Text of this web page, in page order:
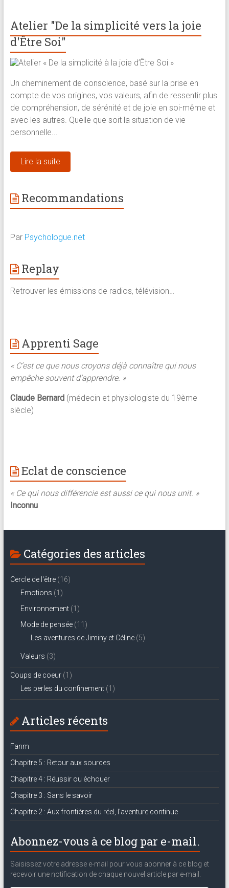
Atelier "De la simplicité vers la joie
d'Être Soi"
Un cheminement de conscience, basé sur la prise en
compte de vos origines, vos valeurs, afin de ressentir plus
de compréhension, de sérénité et de joie en soi-même et
avec les autres. Quelle que soit la situation de vie
personnelle...
Lire la suite
Recommandations
Par Psychologue.net
Replay
Retrouver les émissions de radios, télévision…
Apprenti Sage
« C’est ce que nous croyons déjà connaître qui nous
empêche souvent d’apprendre. »
Claude Bernard (médecin et physiologiste du 19ème
siècle)
Eclat de conscience
« Ce qui nous différencie est aussi ce qui nous unit. »
Inconnu
Catégories des articles
Cercle de l'être(16)
Emotions (1)
Environnement(1)
Mode de pensée(11)
Les aventures de Jiminy et Céline(5)
Valeurs (3)
Coups de coeur(1)
Les perles du confinement(1)
Articles récents
Fanm
Chapitre 5 : Retour aux sources
Chapitre 4 : Réussir ou échouer
Chapitre 3 : Sans le savoir
Chapitre 2 : Aux frontières du réel, l’aventure continue
Abonnez-vous à ce blog par e-mail.
Saisissez votre adresse e-mail pour vous abonner à ce blog et
recevoir une notification de chaque nouvel article par e-mail.